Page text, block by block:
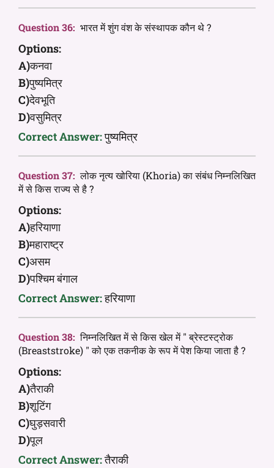
Question 36: भारत में शुंग वंश के संस्थापक कौन थे ?
Options:
A)कनवा
B)पुष्यमित्र
C)देवभूति
D)वसुमित्र
Correct Answer:पुष्यमित्र
Question 37: लोक नृत्य खोरिया (Khoria) का संबंध निम्नलिखित
में से किस राज्य से है ?
Options:
A)हरियाणा
B)महाराष्ट्र
C)असम
D)पश्चिम बंगाल
Correct Answer:हरियाणा
Question 38: निम्नलिखित में से किस खेल में " ब्रेस्टस्ट्रोक
(Breaststroke) " को एक तकनीक के रूप में पेश किया जाता है ?
Options:
A)तैराकी
B)शूटिंग
C)घुड़सवारी
D)पूल
Correct Answer:तैराकी